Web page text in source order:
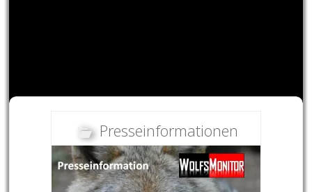
Presseinformationen